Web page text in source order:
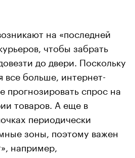
на «последней
чтобы забрать
до двери. Поскольку
все больше, интернет-
прогнозировать спрос на
товаров. А еще в
периодически
зоны, поэтому важен
например,